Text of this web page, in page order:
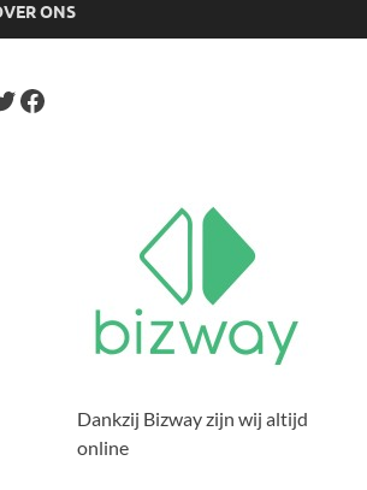
ONS
Dankzij Bizway zijn wij altijd
online